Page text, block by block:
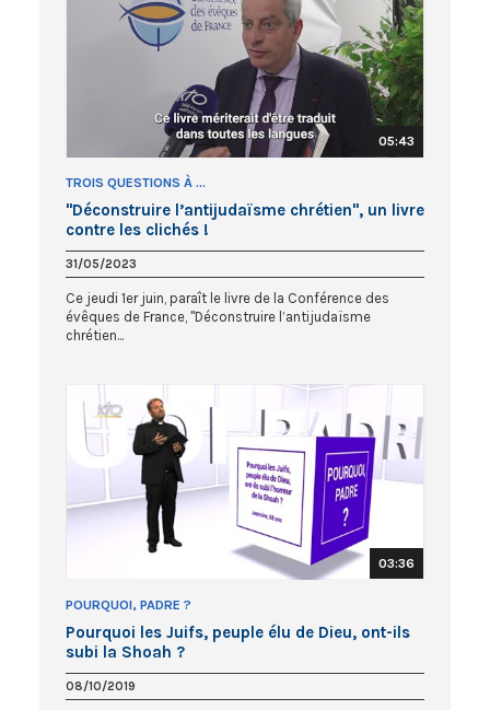
05:43
TROIS QUESTIONS À ...
"Déconstruire l’antijudaïsme chrétien", un livre
contre les clichés !
31/05/2023
Ce jeudi 1er juin, paraît le livre de la Conférence des
évêques de France, "Déconstruire l’antijudaïsme
chrétien...
03:36
POURQUOI, PADRE ?
Pourquoi les Juifs, peuple élu de Dieu, ont-ils
subi la Shoah ?
08/10/2019